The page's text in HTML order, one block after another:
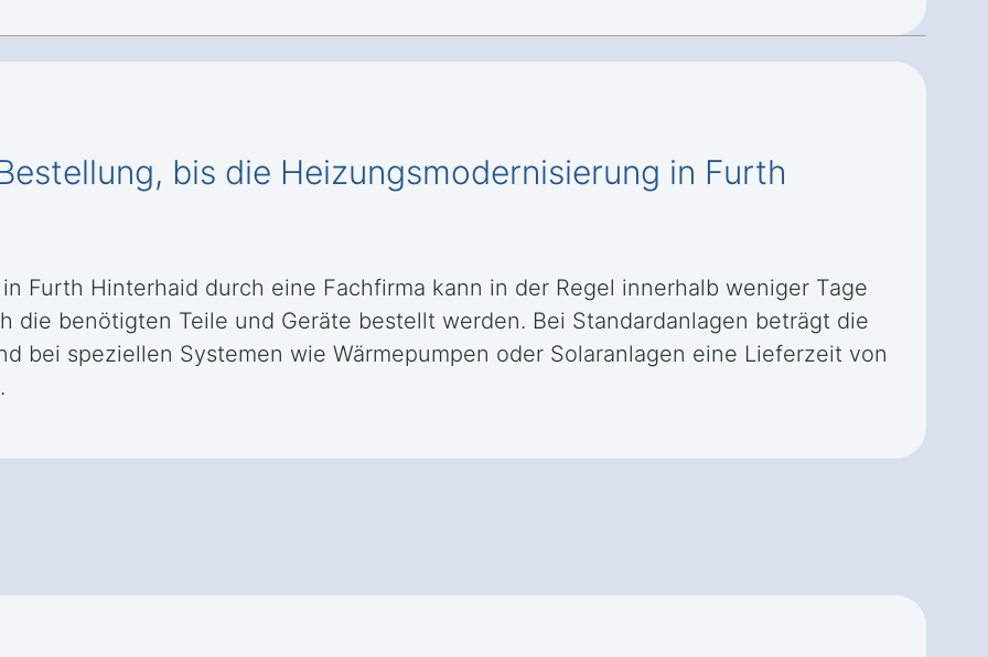
bis die Heizungsmodernisierung in Furth
Furth Hinterhaid durch eine Fachfirma kann in der Regel innerhalb weniger Tage
die benötigten Teile und Geräte bestellt werden. Bei Standardanlagen beträgt die
bei speziellen Systemen wie Wärmepumpen oder Solaranlagen eine Lieferzeit von